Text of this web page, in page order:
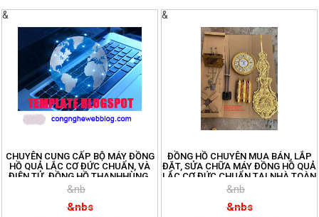
&
CHUYÊN CUNG CẤP BỘ MÁY ĐỒNG
HỒ QUẢ LẮC CƠ ĐỨC CHUẨN, VÀ
ĐIỆN TỬ. ĐỒNG HỒ THANHHÙNG.
ĐT: 096.188.2921
&nb
&nbs
&
ĐỒNG HỒ CHUYÊN MUA BÁN, LẮP
ĐẶT, SỬA CHỮA MÁY ĐỒNG HỒ QUẢ
LẮC CƠ ĐỨC CHUẨN TẠI NHÀ TOÀN
QUỐC. ĐT:096.188.2921
&nb
&nbs